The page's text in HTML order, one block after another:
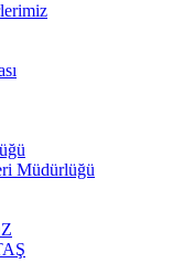
Müdürlüğü